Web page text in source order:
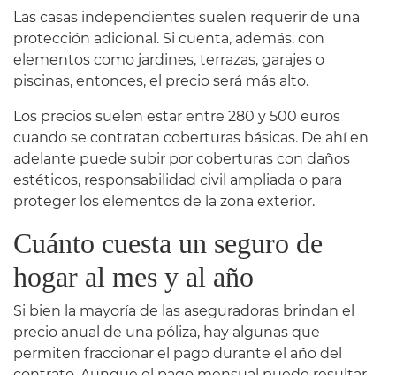
Las casas independientes suelen requerir de una
protección adicional. Si cuenta, además, con
elementos como jardines, terrazas, garajes o
piscinas, entonces, el precio será más alto.
Los precios suelen estar entre 280 y 500 euros
cuando se contratan coberturas básicas. De ahí en
adelante puede subir por coberturas con daños
estéticos, responsabilidad civil ampliada o para
proteger los elementos de la zona exterior.
Cuánto cuesta un seguro de
hogar al mes y al año
Si bien la mayoría de las aseguradoras brindan el
precio anual de una póliza, hay algunas que
permiten fraccionar el pago durante el año del